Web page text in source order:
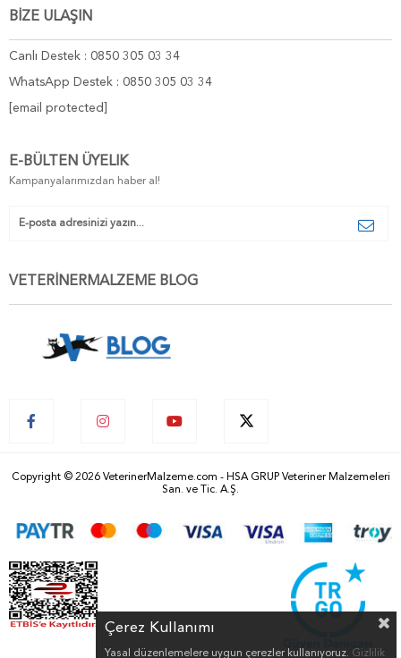
BİZE ULAŞIN
Canlı Destek : 0850 305 03 34
WhatsApp Destek : 0850 305 03 34
[email protected]
E-BÜLTEN ÜYELIK
Kampanyalarımızdan haber al!
VETERİNERMALZEME BLOG
Copyright © 2026 VeterinerMalzeme.com - HSA GRUP Veteriner Malzemeleri
San. ve Tic. A.Ş.
Çerez Kullanımı
Yasal düzenlemelere uygun çerezler kullanıyoruz. Gizlilik